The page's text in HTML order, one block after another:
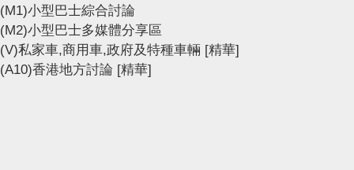
(M1)小型巴士綜合討論
(M2)小型巴士多媒體分享區
(V)私家車,商用車,政府及特種車輛 [精華]
(A10)香港地方討論 [精華]